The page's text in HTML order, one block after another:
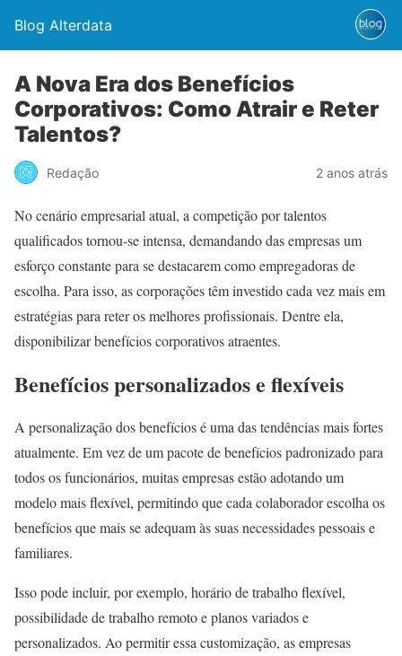
Blog Alterdata
A Nova Era dos Benefícios
Corporativos: Como Atrair e Reter
Talentos?
Redação 2 anos atrás
No cenário empresarial atual, a competição por talentos
qualificados tornou-se intensa, demandando das empresas um
esforço constante para se destacarem como empregadoras de
escolha. Para isso, as corporações têm investido cada vez mais em
estratégias para reter os melhores profissionais. Dentre ela,
disponibilizar benefícios corporativos atraentes.
Benefícios personalizados e flexíveis
A personalização dos benefícios é uma das tendências mais fortes
atualmente. Em vez de um pacote de benefícios padronizado para
todos os funcionários, muitas empresas estão adotando um
modelo mais flexível, permitindo que cada colaborador escolha os
benefícios que mais se adequam às suas necessidades pessoais e
familiares.
Isso pode incluir, por exemplo, horário de trabalho flexível,
possibilidade de trabalho remoto e planos variados e
personalizados. Ao permitir essa customização, as empresas